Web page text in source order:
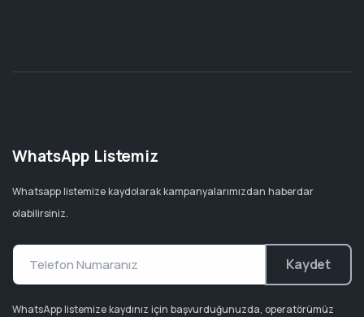
WhatsApp Listemiz
Whatsapp listemize kaydolarak kampanyalarımızdan haberdar
olabilirsiniz.
Kaydet
WhatsApp listemize kaydınız için başvurduğunuzda, operatörümüz